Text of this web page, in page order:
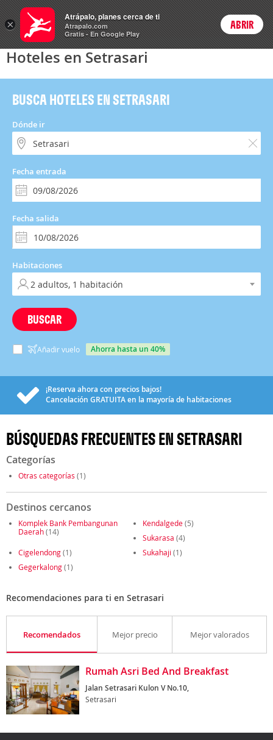
Hoteles Login
Hoteles en Setrasari
BUSCA HOTELES EN SETRASARI
Dónde ir
Fecha entrada
Fecha salida
Habitaciones
BUSCAR
Añadir vuelo ahorra hasta un 40%
¡Reserva ahora con precios bajos!
Cancelación GRATUITAen la mayoría de habitaciones
BÚSQUEDAS FRECUENTES EN SETRASARI
Categorías
Otras categorías (1)
Destinos cercanos
Komplek Bank Pembangunan
Daerah(14)
Kendalgede(5)
Sukarasa (4)
Cigelendong(1) Sukahaji (1)
Gegerkalong(1)
Recomendaciones para ti en Setrasari
Recomendados Mejor precio Mejor valorados
Rumah Asri Bed And Breakfast
Jalan Setrasari Kulon V No.10,
Setrasari
×
Atrápalo, planes cerca de ti
Atrapalo.com
Gratis - En Google Play
ABRIR